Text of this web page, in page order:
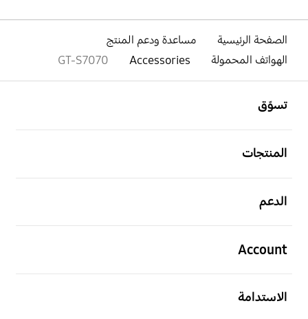
الصفحة الرئيسية
مساعدة ودعم المنتج
الهواتف المحمولة
Accessories
GT-S7070
تسوّق
المنتجات
الدعم
Account
الاستدامة